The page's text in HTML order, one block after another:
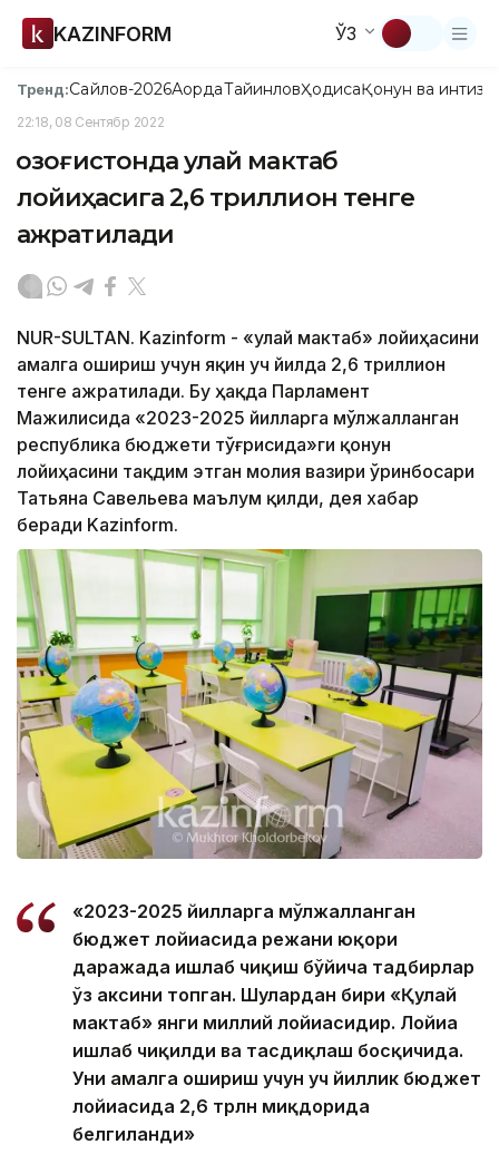
KAZINFORM ЎЗ
Тренд:Сайлов-2026АқордаТайинловҲодисаҚонун ва
22:18, 08 Сентябр 2022
Қозоғистонда Қулай мактаб
лойиҳасига 2,6 триллион тенге
ажратилади
NUR-SULTAN. Kazinform - «Қулай мактаб» лойиҳасини
амалга ошириш учун яқин уч йилда 2,6 триллион
тенге ажратилади. Бу ҳақда Парламент
Мажилисида «2023-2025 йилларга мўлжалланган
республика бюджети тўғрисида»ги қонун
лойиҳасини тақдим этган молия вазири ўринбосари
Татьяна Савельева маълум қилди, дея хабар
беради Kazinform.
«2023-2025 йилларга мўлжалланган
бюджет лойиҳасида режани юқори
даражада ишлаб чиқиш бўйича тадбирлар
ўз аксини топган. Шулардан бири «Қулай
мактаб» янги миллий лойиҳасидир. Лойиҳа
ишлаб чиқилди ва тасдиқлаш босқичида.
Уни амалга ошириш учун уч йиллик бюджет
лойиҳасида 2,6 трлн миқдорида
белгиланди»